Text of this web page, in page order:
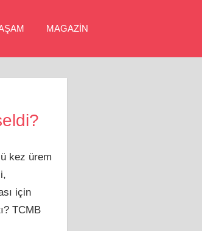
MAGAZİN
kez ürem
için
TCMB